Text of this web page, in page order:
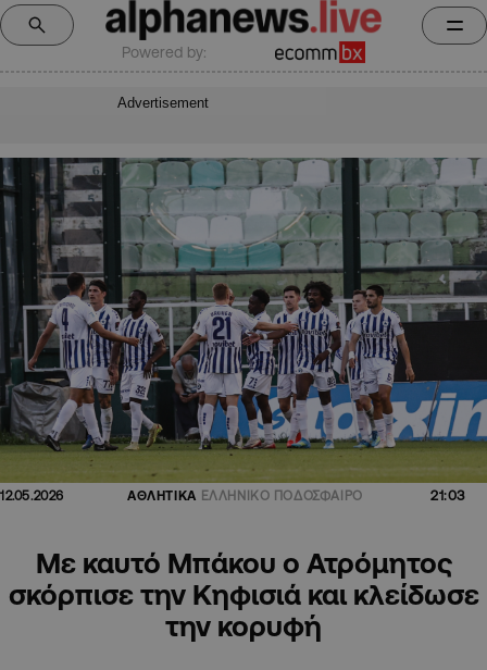
Powered by:
Advertisement
12.05.2026 ΑΘΛΗΤΙΚΑ ΕΛΛΗΝΙΚΟ ΠΟΔΟΣΦΑΙΡΟ 21:03
Με καυτό Μπάκου ο Ατρόμητος
σκόρπισε την Κηφισιά και κλείδωσε
την κορυφή